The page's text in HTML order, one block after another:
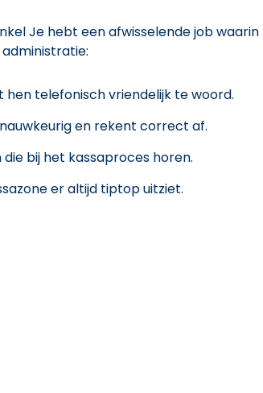
Je hebt een afwisselende job waarin
telefonisch vriendelijk te woord.
en rekent correct af.
bij het kassaproces horen.
er altijd tiptop uitziet.